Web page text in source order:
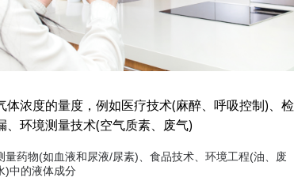
体浓度的量度，例如医疗技术(麻醉、呼吸控制)、检
、环境测量技术(空气质素、废气)
量药物(如血液和尿液/尿素)、食品技术、环境工程(油、废
)中的液体成分